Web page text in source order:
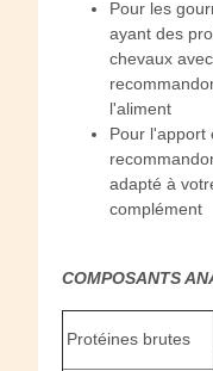
Pour les
ayant des
chevaux
l'aliment
Pour l'apport
adapté à
complément
COMPOSANTS
Protéines brutes